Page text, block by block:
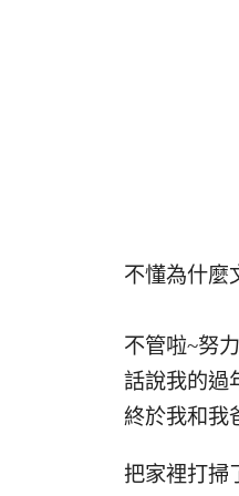
不懂為什麼
不管啦~努
話說我的過
終於我和我
把家裡打掃